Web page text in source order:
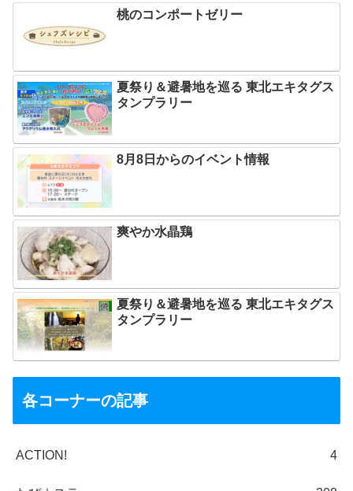
桃のコンポートゼリー
夏祭り＆避暑地を巡る 東北エキタグス
タンプラリー
8月8日からのイベント情報
爽やか水晶鶏
夏祭り＆避暑地を巡る 東北エキタグス
タンプラリー
各コーナーの記事
ACTION! 4